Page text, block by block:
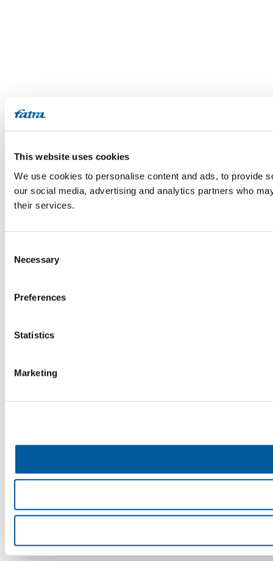
This website uses cookies
We use cookies to personalise content and ads, to provide
our social media, advertising and analytics partners who
their services.
Selection
Necessary
Preferences
Statistics
Marketing